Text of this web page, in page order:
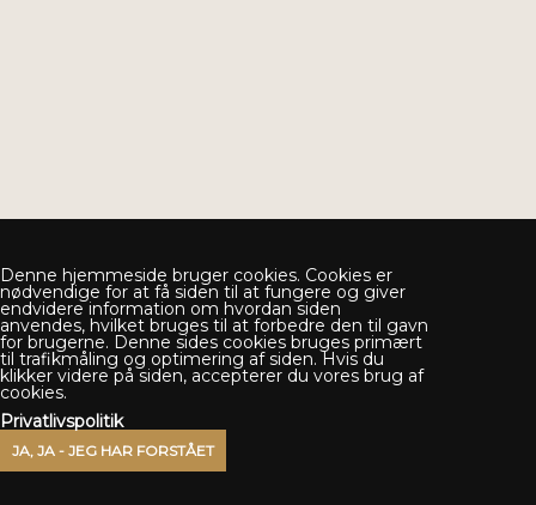
Jægersborg Boldklub C.L. Ibsensvej 70 2820
Denne hjemmeside bruger cookies. Cookies er
nødvendige for at få siden til at fungere og giver
endvidere information om hvordan siden
anvendes, hvilket bruges til at forbedre den til gavn
for brugerne. Denne sides cookies bruges primært
til trafikmåling og optimering af siden. Hvis du
klikker videre på siden, accepterer du vores brug af
cookies.
Privatlivspolitik